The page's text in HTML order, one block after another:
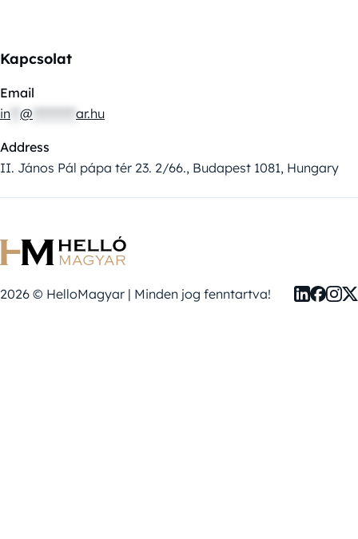
Kapcsolat
Email
in @ ar.hu
Address
II. János Pál pápa tér 23. 2/66., Budapest 1081, Hungary
2026 © HelloMagyar | Minden jog fenntartva!